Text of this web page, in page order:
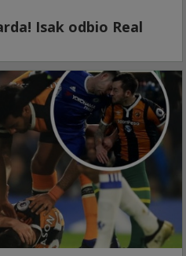
Isak odbio Real